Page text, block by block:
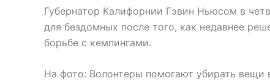
Губернатор Калифорнии Гэвин Ньюсом в
для бездомных после того, как недавнее
борьбе с кемпингами.
На фото: Волонтеры помогают убирать